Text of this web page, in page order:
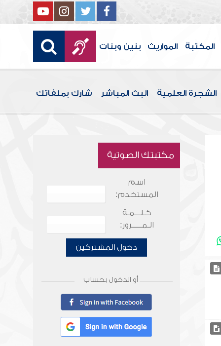
المكتبة المواريث بنين وبنات
الشجرة العلمية البث المباشر شارك بملفاتك
مكتبتك الصوتية
اسم
المستخدم:
كـلـــمـة
الـمـــــرور:
دخول المشتركين
أو الدخول بحساب